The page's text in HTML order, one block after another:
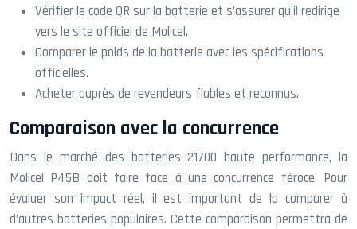
Vérifier le code QR sur la batterie et s’assurer qu’il redirige
vers le site officiel de Molicel.
Comparer le poids de la batterie avec les spécifications
officielles.
Acheter auprès de revendeurs fiables et reconnus.
Comparaison avec la concurrence
Dans le marché des batteries 21700 haute performance, la
Molicel P45B doit faire face à une concurrence féroce. Pour
évaluer son impact réel, il est important de la comparer à
d’autres batteries populaires. Cette comparaison permettra de